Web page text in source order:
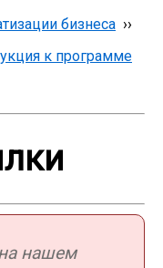
бизнеса ››
к программе
нашем